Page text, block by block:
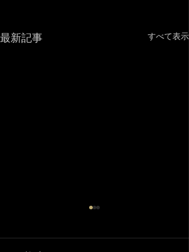
最新記事 すべて表示